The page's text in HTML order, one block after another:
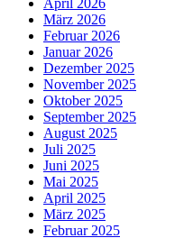
März 2026
Februar 2026
Januar 2026
Dezember 2025
November 2025
Oktober 2025
September 2025
August 2025
Juli 2025
Juni 2025
Mai 2025
April 2025
März 2025
Februar 2025